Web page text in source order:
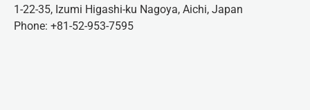
1-22-35, Izumi Higashi-ku Nagoya, Aichi, Japan
Phone: +81-52-953-7595